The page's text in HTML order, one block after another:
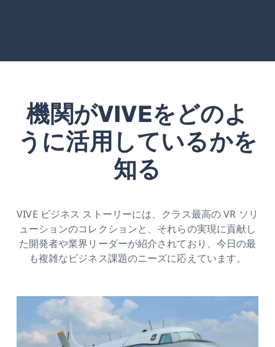
機関がVIVEをどのよ
うに活用しているかを
知る
VIVE ビジネス ストーリーには、クラス最高の VR ソリ
ューションのコレクションと、それらの実現に貢献し
た開発者や業界リーダーが紹介されており、今日の最
も複雑なビジネス課題のニーズに応えています。